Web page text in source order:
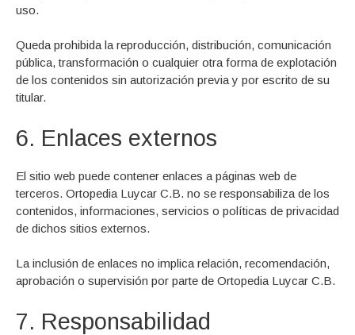
uso.
Queda prohibida la reproducción, distribución, comunicación
pública, transformación o cualquier otra forma de explotación
de los contenidos sin autorización previa y por escrito de su
titular.
6. Enlaces externos
El sitio web puede contener enlaces a páginas web de
terceros. Ortopedia Luycar C.B. no se responsabiliza de los
contenidos, informaciones, servicios o políticas de privacidad
de dichos sitios externos.
La inclusión de enlaces no implica relación, recomendación,
aprobación o supervisión por parte de Ortopedia Luycar C.B.
7. Responsabilidad